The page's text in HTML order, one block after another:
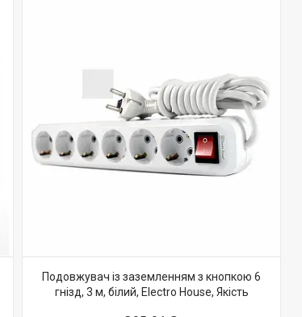
Подовжувач із заземленням з кнопкою 6
гнізд, 3 м, білий, Electro House, Якість